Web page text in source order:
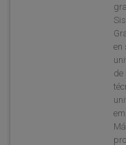
en
de